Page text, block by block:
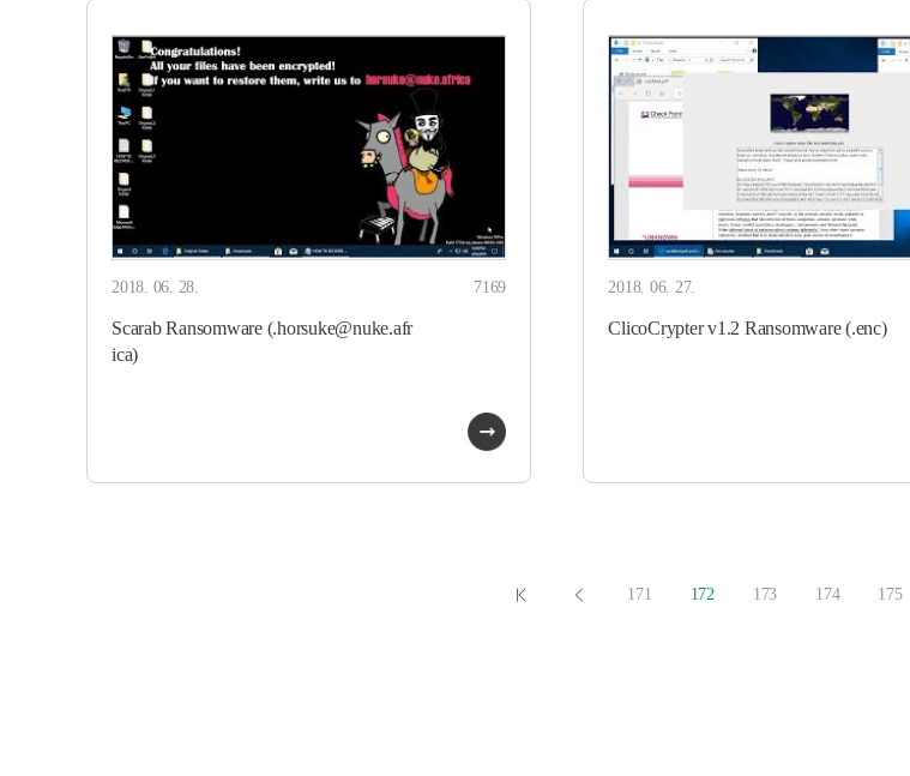
2018. 06. 28. 7169
Scarab Ransomware (.horsuke@nuke.afr
ica)
2018. 06. 27.
ClicoCrypter v1.2 Ransomware (.enc)
171 172 173 174 175